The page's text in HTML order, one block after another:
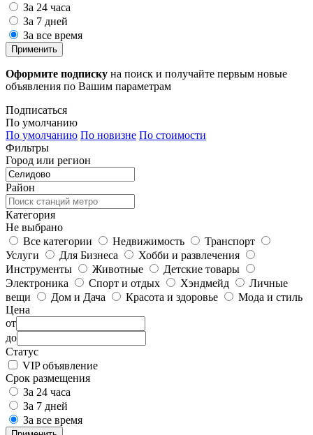
За 24 часа
За 7 дней
За все время
Применить
Оформите подписку на поиск и получайте первым новые
объявления по Вашим параметрам
Подписаться
По умолчанию
По умолчанию По новизне По стоимости
Фильтры
Город или регион
Район
Категория
Не выбрано
Все категории
Недвижимость
Транспорт
Услуги
Для Бизнеса
Хобби и развлечения
Инструменты
Животные
Детские товары
Электроника
Спорт и отдых Хэндмейд
Личные
вещи
Дом и Дача Красота и здоровье
Мода и стиль
Цена
от
до
Статус
VIP объявление
Срок размещения
За 24 часа
За 7 дней
За все время